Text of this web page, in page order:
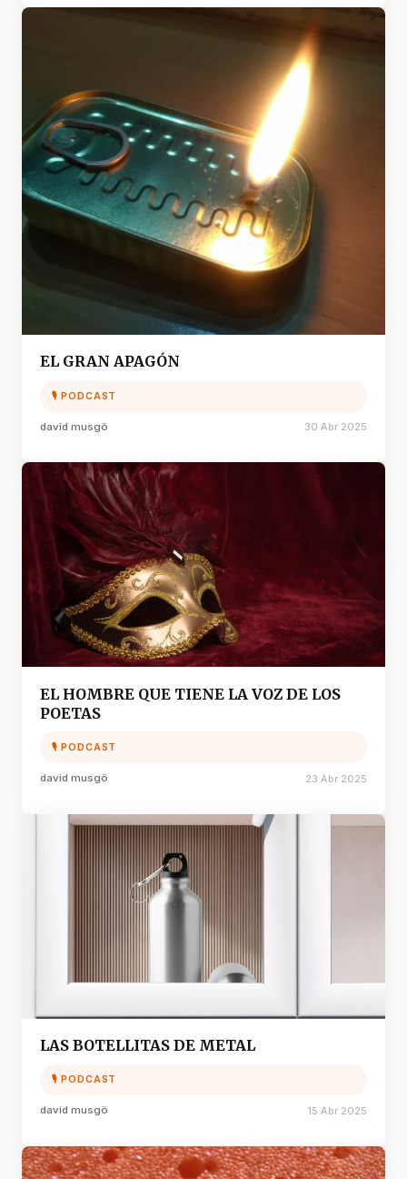
EL GRAN APAGÓN
🎙 PODCAST
david musgö 30 Abr 2025
EL HOMBRE QUE TIENE LA VOZ DE LOS
POETAS
🎙 PODCAST
david musgö 23 Abr 2025
LAS BOTELLITAS DE METAL
🎙 PODCAST
david musgö 15 Abr 2025